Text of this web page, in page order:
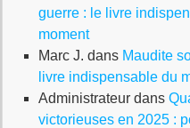
guerre : le livre
moment
Marc J. dans Maudite
livre indispensable du
Administrateur dans
victorieuses en 2025 :